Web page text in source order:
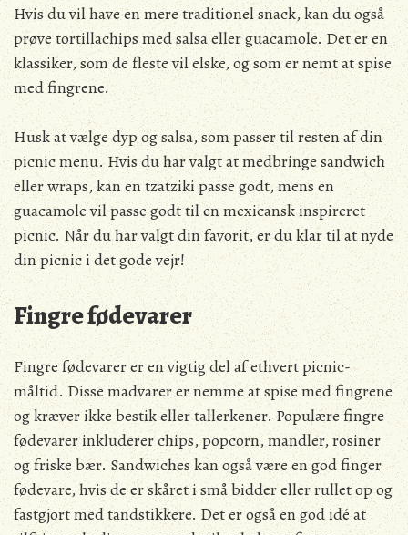
Hvis du vil have en mere traditionel snack, kan du også
prøve tortillachips med salsa eller guacamole. Det er en
klassiker, som de fleste vil elske, og som er nemt at spise
med fingrene.
Husk at vælge dyp og salsa, som passer til resten af din
picnic menu. Hvis du har valgt at medbringe sandwich
eller wraps, kan en tzatziki passe godt, mens en
guacamole vil passe godt til en mexicansk inspireret
picnic. Når du har valgt din favorit, er du klar til at nyde
din picnic i det gode vejr!
Fingre fødevarer
Fingre fødevarer er en vigtig del af ethvert picnic-
måltid. Disse madvarer er nemme at spise med fingrene
og kræver ikke bestik eller tallerkener. Populære fingre
fødevarer inkluderer chips, popcorn, mandler, rosiner
og friske bær. Sandwiches kan også være en god finger
fødevare, hvis de er skåret i små bidder eller rullet op og
fastgjort med tandstikkere. Det er også en god idé at